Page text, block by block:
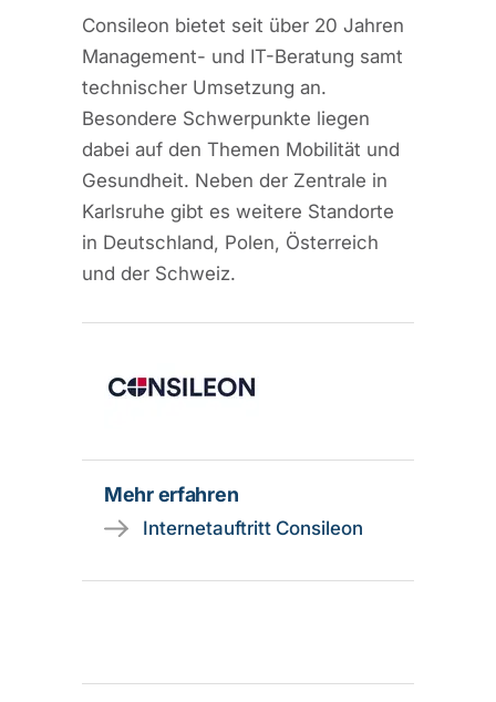
Consileon bietet seit über 20 Jahren
Management- und IT-Beratung samt
technischer Umsetzung an.
Besondere Schwerpunkte liegen
dabei auf den Themen Mobilität und
Gesundheit. Neben der Zentrale in
Karlsruhe gibt es weitere Standorte
in Deutschland, Polen, Österreich
und der Schweiz.
Mehr erfahren
Internetauftritt Consileon